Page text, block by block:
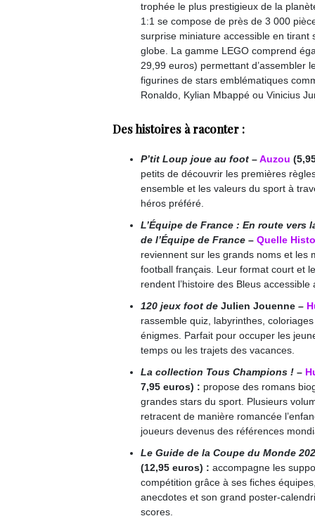
trophée le plus prestigieux de la
1:1 se compose de près de 3 000
surprise miniature accessible en tirant
globe. La gamme LEGO comprend
29,99 euros) permettant d’assembler
figurines de stars emblématiques
Ronaldo, Kylian Mbappé ou Vinicius
Des histoires à raconter :
P’tit Loup joue au foot –Auzou
petits de découvrir les premières
ensemble et les valeurs du sport à
héros préféré.
L’Équipe de France : En route vers
de l’Équipe de France – Quelle
reviennent sur les grands noms et les
football français. Leur format court et
rendent l’histoire des Bleus accessible
120 jeux foot de Julien Jouenne –
rassemble quiz, labyrinthes,
énigmes. Parfait pour occuper les
temps ou les trajets des vacances.
La collection Tous Champions ! –
7,95 euros) : propose des romans
grandes stars du sport. Plusieurs
retracent de manière romancée
joueurs devenus des références
Le Guide de la Coupe du Monde
(12,95 euros) : accompagne les
compétition grâce à ses fiches
anecdotes et son grand poster-
scores.